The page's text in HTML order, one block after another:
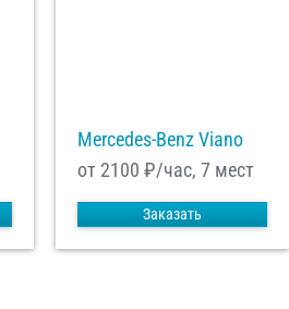
Mercedes-Benz Viano
от 2100 ₽/час, 7 мест
Заказать